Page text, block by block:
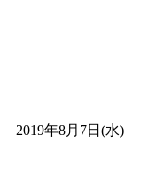
2019年8月7日(水)